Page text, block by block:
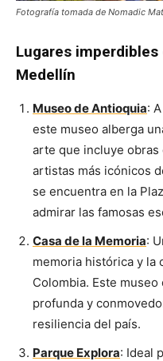
Fotografía tomada de Nomadic
Lugares
Medellín
Museo de Antioquia:
este museo alberga
arte que incluye obras
artistas más icónicos
se encuentra en la
admirar las famosas
Casa de la Memoria:
memoria histórica y la
Colombia. Este
profunda y
resiliencia del país.
Parque Explora: Ideal